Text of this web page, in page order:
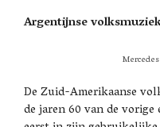
Argentijnse
De Zuid-Amerikaanse
de jaren 60 van de